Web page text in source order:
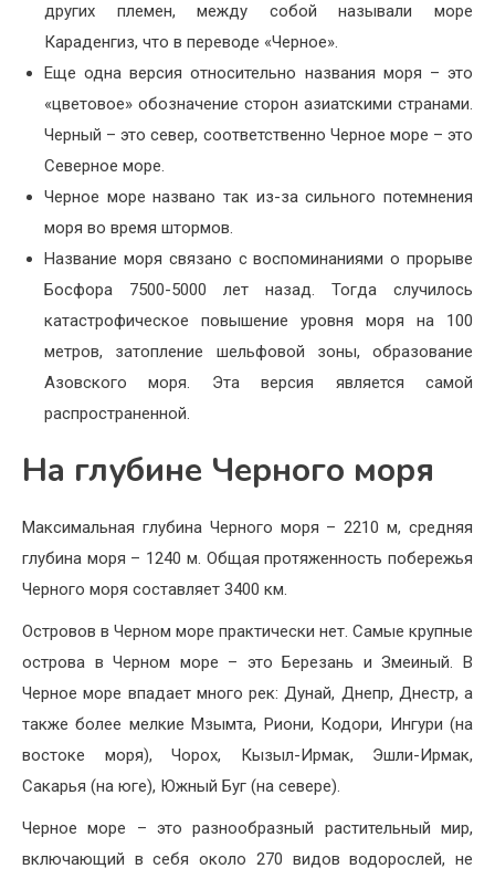
других племен, между собой называли море
Караденгиз, что в переводе «Черное».
Еще одна версия относительно названия моря – это
«цветовое» обозначение сторон азиатскими странами.
Черный – это север, соответственно Черное море – это
Северное море.
Черное море названо так из-за сильного потемнения
моря во время штормов.
Название моря связано с воспоминаниями о прорыве
Босфора 7500-5000 лет назад. Тогда случилось
катастрофическое повышение уровня моря на 100
метров, затопление шельфовой зоны, образование
Азовского моря. Эта версия является самой
распространенной.
На глубине Черного моря
Максимальная глубина Черного моря – 2210 м, средняя
глубина моря – 1240 м. Общая протяженность побережья
Черного моря составляет 3400 км.
Островов в Черном море практически нет. Самые крупные
острова в Черном море – это Березань и Змеиный. В
Черное море впадает много рек: Дунай, Днепр, Днестр, а
также более мелкие Мзымта, Риони, Кодори, Ингури (на
востоке моря), Чорох, Кызыл-Ирмак, Эшли-Ирмак,
Сакарья (на юге), Южный Буг (на севере).
Черное море – это разнообразный растительный мир,
включающий в себя около 270 видов водорослей, не